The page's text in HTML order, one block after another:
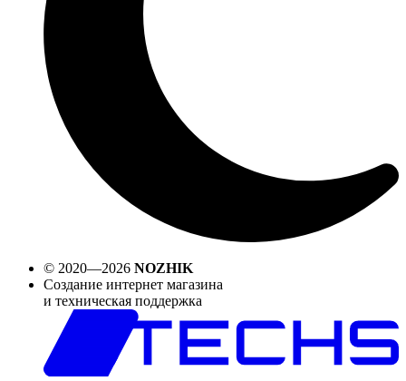
© 2020—2026 NOZHIK
Создание интернет магазина
и техническая поддержка